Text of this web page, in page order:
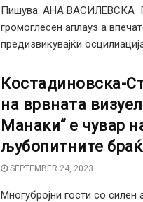
Пишува: АНА ВАСИЛЕВСКА
громоглесен аплауз а
предизвикувајќи
Костадиновска-
на врвната
Манаки“ е чувар
љубопитните
SEPTEMBER 24, 2023
Многубројни гости со